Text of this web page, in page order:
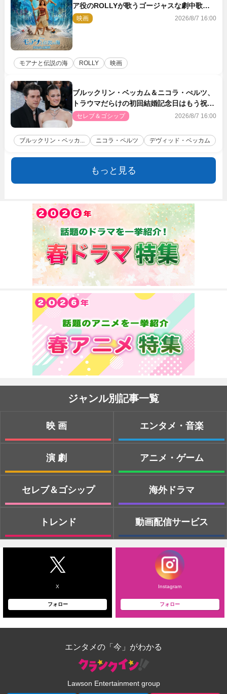
ア役のROLLYが歌うゴージャスな劇中歌
「シャイニー」本編映像解禁
映画 2026/8/7 16:00
モアナと伝説の海 ROLLY 映画
ブルックリン・ベッカム＆ニコラ・ぺルツ、
トラウマだらけの初回結婚記念日はもう祝わ
ない
セレブ＆ゴシップ 2026/8/7 16:00
ブルックリン・ベッカ... ニコラ・ペルツ デヴィッド・ベッカム
もっと見る
ジャンル別記事一覧
映画
演劇
セレブ＆ゴシップ
トレンド
エンタメ・音楽
アニメ・ゲーム
海外ドラマ
動画配信サービス
X
フォロー
Instagram
フォロー
エンタメの「今」がわかる
Lawson Entertainment group